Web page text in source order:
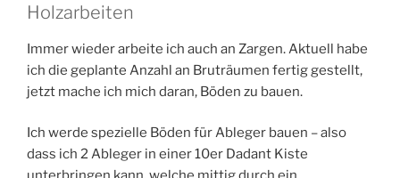
Holzarbeiten
Immer wieder arbeite ich auch an Zargen. Aktuell habe
ich die geplante Anzahl an Bruträumen fertig gestellt,
jetzt mache ich mich daran, Böden zu bauen.
Ich werde spezielle Böden für Ableger bauen – also
dass ich 2 Ableger in einer 10er Dadant Kiste